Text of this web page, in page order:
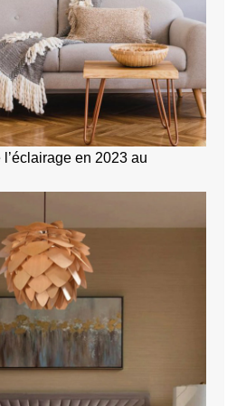
en 2023 au